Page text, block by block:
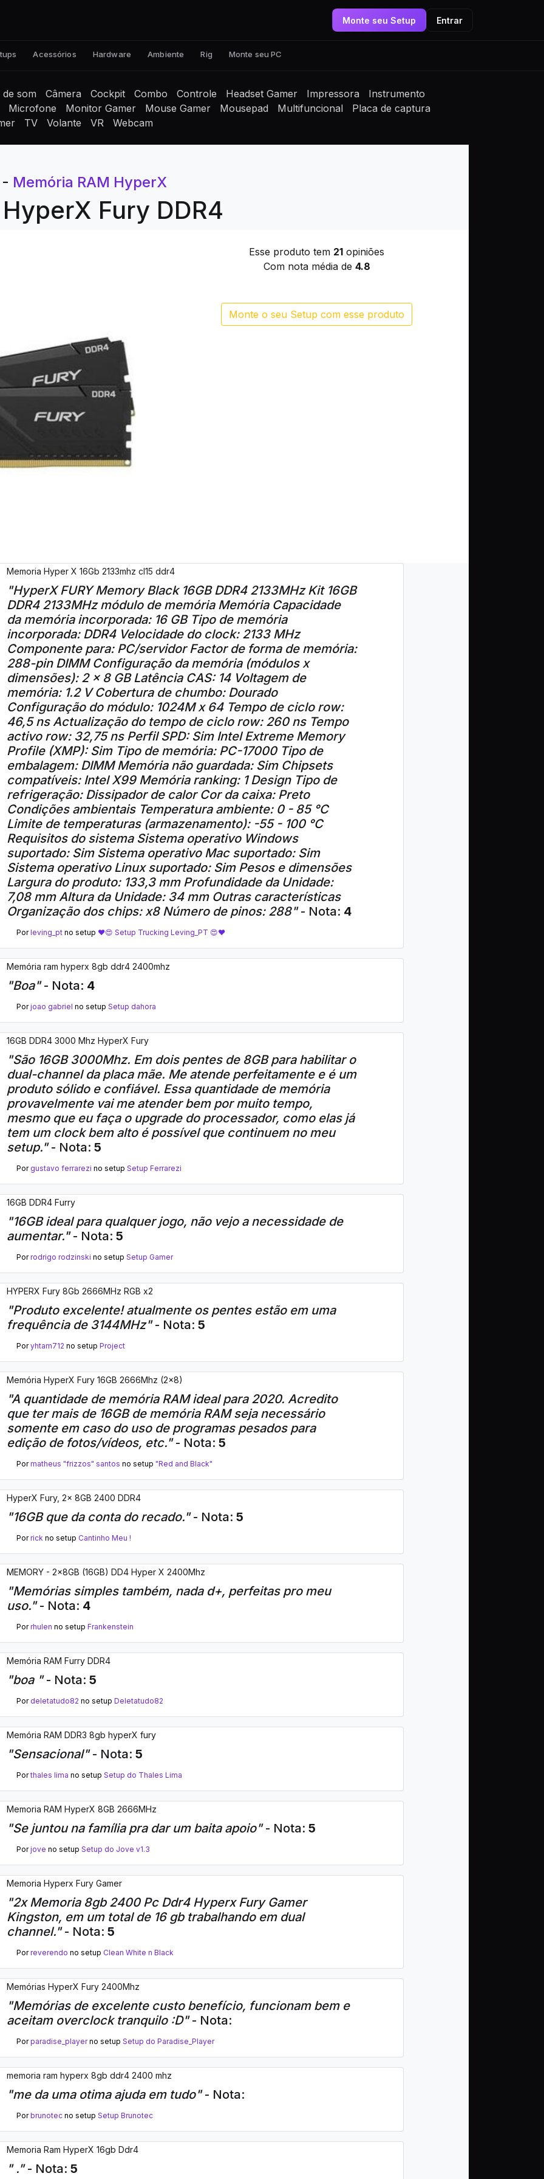
Monte seu Setup Entrar
Acessórios Hardware Ambiente Rig Monte seu PC
de som Câmera Cockpit Combo Controle Headset Gamer Impressora
Instrumento
Microfone
Monitor Gamer Mouse Gamer Mousepad Multifuncional
Placa de captura
TV Volante VR Webcam
Memória RAM HyperX
Fury DDR4
Esse produto tem 21 opiniões
Com nota média de 4.8
Monte o seu Setup com esse produto
Memoria Hyper X 16Gb 2133mhz cl15 ddr4
"HyperX FURY Memory Black 16GB DDR4 2133MHz Kit 16GB
DDR4 2133MHz módulo de memória Memória Capacidade
da memória incorporada: 16 GB Tipo de memória
incorporada: DDR4 Velocidade do clock: 2133 MHz
Componente para: PC/servidor Factor de forma de memória:
288-pin DIMM Configuração da memória (módulos x
dimensões): 2 x 8 GB Latência CAS: 14 Voltagem de
memória: 1.2 V Cobertura de chumbo: Dourado
Configuração do módulo: 1024M x 64 Tempo de ciclo row:
46,5 ns Actualização do tempo de ciclo row: 260 ns Tempo
activo row: 32,75 ns Perfil SPD: Sim Intel Extreme Memory
Profile (XMP): Sim Tipo de memória: PC-17000 Tipo de
embalagem: DIMM Memória não guardada: Sim Chipsets
compatíveis: Intel X99 Memória ranking: 1 Design Tipo de
refrigeração: Dissipador de calor Cor da caixa: Preto
Condições ambientais Temperatura ambiente: 0 - 85 °C
Limite de temperaturas (armazenamento): -55 - 100 °C
Requisitos do sistema Sistema operativo Windows
suportado: Sim Sistema operativo Mac suportado: Sim
Sistema operativo Linux suportado: Sim Pesos e dimensões
Largura do produto: 133,3 mm Profundidade da Unidade:
7,08 mm Altura da Unidade: 34 mm Outras características
Organização dos chips: x8 Número de pinos: 288"- Nota: 4
Porleving_pt no setup ❤️😍 Setup Trucking Leving_PT 😍❤️
Memória ram hyperx 8gb ddr4 2400mhz
"Boa"- Nota: 4
Porjoao gabriel no setupSetup dahora
16GB DDR4 3000 Mhz HyperX Fury
"São 16GB 3000Mhz. Em dois pentes de 8GB para habilitar o
dual-channel da placa mãe. Me atende perfeitamente e é um
produto sólido e confiável. Essa quantidade de memória
provavelmente vai me atender bem por muito tempo,
mesmo que eu faça o upgrade do processador, como elas já
tem um clock bem alto é possível que continuem no meu
setup."- Nota:5
Por gustavo ferrarezi no setupSetup Ferrarezi
16GB DDR4 Furry
"16GB ideal para qualquer jogo, não vejo a necessidade de
aumentar."- Nota:5
Porrodrigo rodzinski no setupSetup Gamer
HYPERX Fury 8Gb 2666MHz RGB x2
"Produto excelente! atualmente os pentes estão em uma
frequência de 3144MHz"- Nota:5
Poryhtam712 no setupProject
Memória HyperX Fury 16GB 2666Mhz (2x8)
"A quantidade de memória RAM ideal para 2020. Acredito
que ter mais de 16GB de memória RAM seja necessário
somente em caso do uso de programas pesados para
edição de fotos/vídeos, etc."- Nota:5
Pormatheus "frizzos" santos no setup"Red and Black"
HyperX Fury, 2x 8GB 2400 DDR4
"16GB que da conta do recado."- Nota:5
Porrick no setup Cantinho Meu !
MEMORY - 2x8GB (16GB) DD4 Hyper X 2400Mhz
"Memórias simples também, nada d+, perfeitas pro meu
uso."- Nota: 4
Porrhulen no setupFrankenstein
Memória RAM Furry DDR4
"boa "- Nota:5
Por deletatudo82 no setupDeletatudo82
Memória RAM DDR3 8gb hyperX fury
"Sensacional"- Nota:5
Porthales limano setupSetup do Thales Lima
Memoria RAM HyperX 8GB 2666MHz
"Se juntou na família pra dar um baita apoio"- Nota:5
Porjove no setupSetup do Jove v1.3
Memoria Hyperx Fury Gamer
"2x Memoria 8gb 2400 Pc Ddr4 Hyperx Fury Gamer
Kingston, em um total de 16 gb trabalhando em dual
channel."- Nota:5
Porreverendo no setup Clean White n Black
Memórias HyperX Fury 2400Mhz
"Memórias de excelente custo benefício, funcionam bem e
aceitam overclock tranquilo :D"- Nota:
Porparadise_playerno setupSetup do Paradise_Player
memoria ram hyperx 8gb ddr4 2400 mhz
"me da uma otima ajuda em tudo"- Nota:
Porbrunotec no setupSetup Brunotec
Memoria Ram HyperX 16gb Ddr4
" ."- Nota:5